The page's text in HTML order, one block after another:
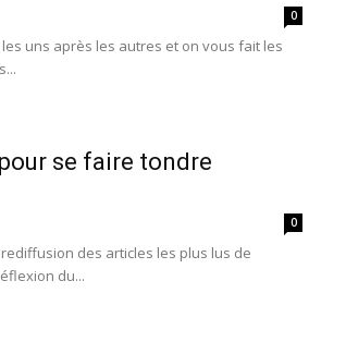
0
uns après les autres et on vous fait les
se faire tondre
0
des articles les plus lus de
du...